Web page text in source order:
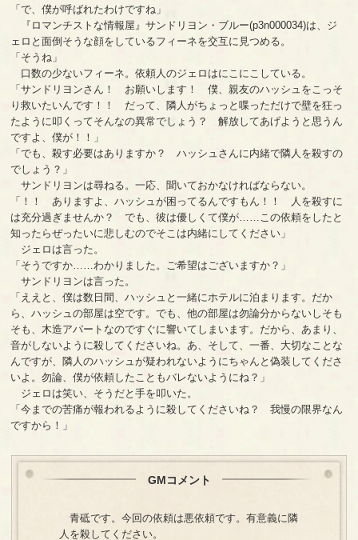
「で、僕が呼ばれたわけですね」
『ロマンチストな情報屋』サンドリヨン・ブルー(p3n000034)は、ジ
ェロと面倒そうな顔をしているフィーネを交互に見つめる。
「そうね」
口数の少ないフィーネ。依頼人のジェロはにこにこしている。
「サンドリヨンさん！ お願いします！ 僕、親友のハッシュをこっそ
り救いたいんです！！ だって、隣人がちょっと喋っただけで壁を狂っ
たように叩くってそんなの異常でしょう？ 解放してあげようと思うん
ですよ、僕が！！」
「でも、殺す必要はありますか？ ハッシュさんに内緒で隣人を殺すの
でしょう？」
サンドリヨンは尋ねる。一応、聞いておかなければならない。
「！！ ありますよ、ハッシュが困ってるんですもん！！ 人を殺すに
は充分過ぎませんか？ でも、彼は優しくて僕が……この依頼をしたと
知ったらぜったいに悲しむのでそこは内緒にしてください」
ジェロは言った。
「そうですか……わかりました。ご希望はございますか？」
サンドリヨンは言った。
「ええと、僕は数日間、ハッシュと一緒にホテルに泊まります。だか
ら、ハッシュの部屋は空です。でも、他の部屋は勿論分からないしそも
そも、木造アパートなのですぐに響いてしまいます。だから、あまり、
音がしないように殺してくださいね。あ、そして、一番、大切なことな
んですが、隣人のハッシュが疑われないようにちゃんと偽装してくださ
いよ。勿論、僕が依頼したこともバレないようにね？」
ジェロは笑い、そうだと手を叩いた。
「今までの苦痛が報われるように殺してくださいね？ 我慢の限界なん
ですから！」
GMコメント
青砥です。今回の依頼は悪依頼です。有意義に隣
人を殺してください。